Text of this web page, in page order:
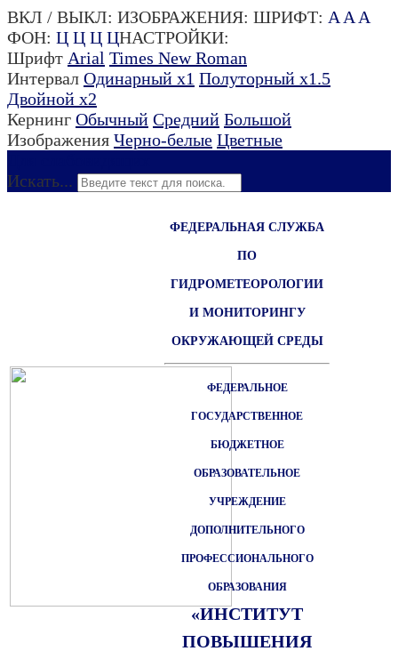
ВКЛ / ВЫКЛ: ИЗОБРАЖЕНИЯ: ШРИФТ: A A A
ФОН: Ц Ц Ц ЦНАСТРОЙКИ:
Шрифт Arial Times New Roman
Интервал Одинарный х1 Полуторный х1.5
Двойной х2
Кернинг Обычный Средний Большой
Изображения Черно-белые Цветные
Искать...
ФЕДЕРАЛЬНАЯ СЛУЖБА
ПО
ГИДРОМЕТЕОРОЛОГИИ
И МОНИТОРИНГУ
ОКРУЖАЮЩЕЙ СРЕДЫ
ФЕДЕРАЛЬНОЕ
ГОСУДАРСТВЕННОЕ
БЮДЖЕТНОЕ
ОБРАЗОВАТЕЛЬНОЕ
УЧРЕЖДЕНИЕ
ДОПОЛНИТЕЛЬНОГО
ПРОФЕССИОНАЛЬНОГО
ОБРАЗОВАНИЯ
«ИНСТИТУТ
ПОВЫШЕНИЯ